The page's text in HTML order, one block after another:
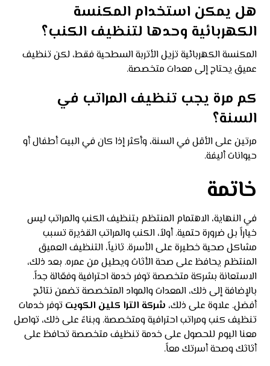
هل يمكن استخدام المكنسة
الكهربائية وحدها لتنظيف الكنب؟
المكنسة الكهربائية تزيل الأتربة السطحية فقط، لكن تنظيف
عميق يحتاج إلى معدات متخصصة.
كم مرة يجب تنظيف المراتب في
السنة؟
مرتين على الأقل في السنة، وأكثر إذا كان في البيت أطفال أو
حيوانات أليفة.
خاتمة
في النهاية، الاهتمام المنتظم بتنظيف الكنب والمراتب ليس
خياراً بل ضرورة حتمية. أولاً، الكنب والمراتب القذيرة تسبب
مشاكل صحية خطيرة على الأسرة. ثانياً، التنظيف العميق
المنتظم يحافظ على صحة الأثاث ويطيل من عمره. بعد ذلك،
الاستعانة بشركة متخصصة توفر خدمة احترافية وفعّالة جداً.
بالإضافة إلى ذلك، المعدات والمواد المتخصصة تضمن نتائج
أفضل. علاوة على ذلك، شركة الترا كلين الكويت توفر خدمات
تنظيف كنب ومراتب احترافية ومتخصصة. وبناءً على ذلك، تواصل
معنا اليوم للحصول على خدمة تنظيف متخصصة تحافظ على
أثاثك وصحة أسرتك معاً.